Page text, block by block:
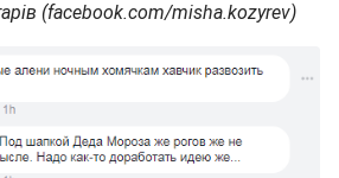
(facebook.com/misha.kozyrev)